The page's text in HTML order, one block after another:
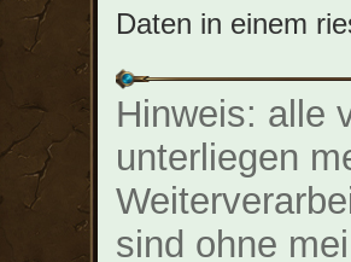
Daten in einem
Hinweis: alle
unterliegen
sind ohne